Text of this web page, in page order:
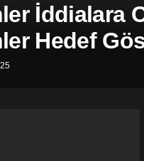
İddialara
Hedef